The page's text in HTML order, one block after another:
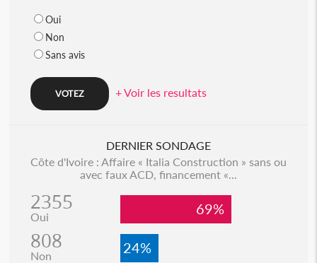
Oui
Non
Sans avis
+ Voir les resultats
DERNIER SONDAGE
Côte d'Ivoire : Affaire « Italia Construction » sans ou
avec faux ACD, financement «...
2355
Oui 69%
808
Non 24%